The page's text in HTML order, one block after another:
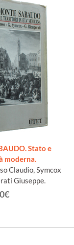
Stato e
moderna.
Claudio, Symcox
Giuseppe.